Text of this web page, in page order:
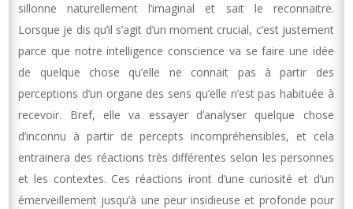
sillonne naturellement l’imaginal et sait le reconnaitre.
Lorsque je dis qu’il s’agit d’un moment crucial, c’est justement
parce que notre intelligence conscience va se faire une idée
de quelque chose qu’elle ne connait pas à partir des
perceptions d’un organe des sens qu’elle n’est pas habituée à
recevoir. Bref, elle va essayer d’analyser quelque chose
d’inconnu à partir de percepts incompréhensibles, et cela
entrainera des réactions très différentes selon les personnes
et les contextes. Ces réactions iront d’une curiosité et d’un
émerveillement jusqu’à une peur insidieuse et profonde pour